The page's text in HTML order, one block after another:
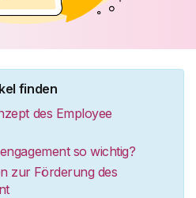
finden
des Employee
so wichtig?
zur Förderung des